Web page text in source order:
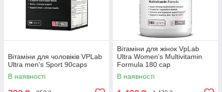
Вітаміни для чоловіків VPLab
Ultra men's Sport 90caps
В наявності
Вітаміни для жінок VpLab
Ultra Women's Multivitamin
Formula 180 cap
В наявності